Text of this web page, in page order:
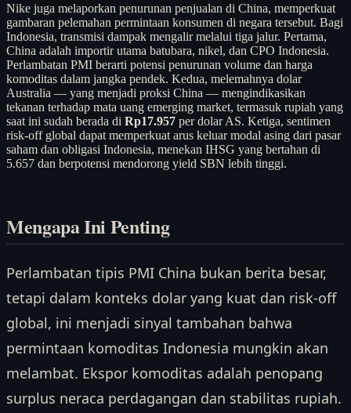
Nike juga melaporkan penurunan penjualan di China, memperkuat
gambaran pelemahan permintaan konsumen di negara tersebut. Bagi
Indonesia, transmisi dampak mengalir melalui tiga jalur. Pertama,
China adalah importir utama batubara, nikel, dan CPO Indonesia.
Perlambatan PMI berarti potensi penurunan volume dan harga
komoditas dalam jangka pendek. Kedua, melemahnya dolar
Australia — yang menjadi proksi China — mengindikasikan
tekanan terhadap mata uang emerging market, termasuk rupiah yang
saat ini sudah berada di Rp17.957 per dolar AS. Ketiga, sentimen
risk-off global dapat memperkuat arus keluar modal asing dari pasar
saham dan obligasi Indonesia, menekan IHSG yang bertahan di
5.657 dan berpotensi mendorong yield SBN lebih tinggi.
Mengapa Ini Penting
Perlambatan tipis PMI China bukan berita besar,
tetapi dalam konteks dolar yang kuat dan risk-off
global, ini menjadi sinyal tambahan bahwa
permintaan komoditas Indonesia mungkin akan
melambat. Ekspor komoditas adalah penopang
surplus neraca perdagangan dan stabilitas rupiah.